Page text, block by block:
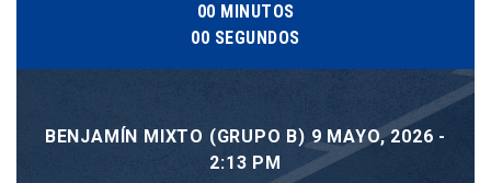
00 MINUTOS
00 SEGUNDOS
BENJAMÍN MIXTO (GRUPO B) 9 MAYO, 2026 -
2:13 PM